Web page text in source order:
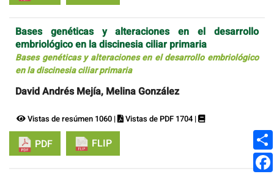
Bases genéticas y alteraciones en el desarrollo
embriológico en la discinesia ciliar primaria
Bases genéticas y alteraciones en el desarrollo embriológico
en la discinesia ciliar primaria
David Andrés Mejía, Melina González
Vistas de resúmen 1060 | Vistas de PDF 1704 |
PDF FLIP